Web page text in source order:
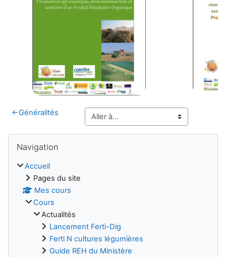
←Généralités
Navigation
Accueil
Pages du site
Mes cours
Cours
Actualités
Lancement Ferti-Dig
Ferti N cultures légumières
Guide REH du Ministère